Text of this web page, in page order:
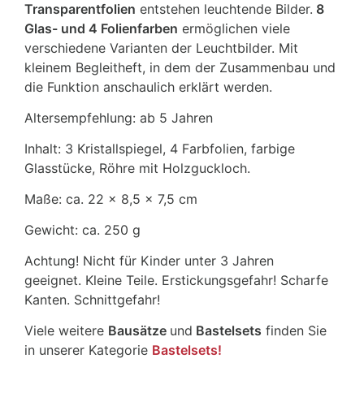
Transparentfolien entstehen leuchtende Bilder. 8
Glas- und 4 Folienfarben ermöglichen viele
verschiedene Varianten der Leuchtbilder. Mit
kleinem Begleitheft, in dem der Zusammenbau und
die Funktion anschaulich erklärt werden.
Altersempfehlung: ab 5 Jahren
Inhalt: 3 Kristallspiegel, 4 Farbfolien, farbige
Glasstücke, Röhre mit Holzguckloch.
Maße: ca. 22 x 8,5 x 7,5 cm
Gewicht: ca. 250 g
Achtung! Nicht für Kinder unter 3 Jahren
geeignet. Kleine Teile. Erstickungsgefahr! Scharfe
Kanten. Schnittgefahr!
Viele weitere Bausätze und Bastelsets finden Sie
in unserer Kategorie Bastelsets!